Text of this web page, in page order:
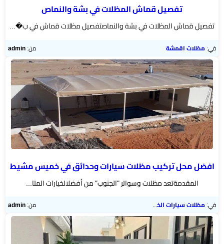
خيام
وبيوت
شعر
مظلات
مودرن
هناجر
ومستودعات
الجنوب
تفصيل قماش المظلات في بشة والنماص
تفصيل قماش المظلات في بشة والنماصتفصيل مظلات قماش في ب�...
في:مظلات اقمشة من:admin
افضل محل تركيب مظلات سيارات وحدائق في خميس مشيط
المقدمةتعد مظلات وسواتر "الجنوب" من أفضلالخيارات المتا...
في:مظلات سيارات الخميس من:admin